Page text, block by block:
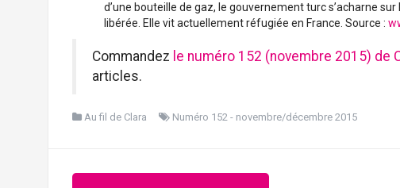
d’une bouteille de gaz, le gouvernement turc s’acharne
libérée. Elle vit actuellement réfugiée en France. Source :
Commandez le numéro 152 (novembre 2015) de
articles.
Au fil de Clara Numéro 152 - novembre/décembre 2015